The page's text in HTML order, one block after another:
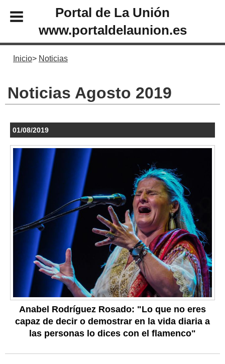
Portal de La Unión
www.portaldelaunion.es
Inicio Noticias
Noticias Agosto 2019
01/08/2019
Anabel Rodríguez Rosado: "Lo que no eres
capaz de decir o demostrar en la vida diaria a
las personas lo dices con el flamenco"